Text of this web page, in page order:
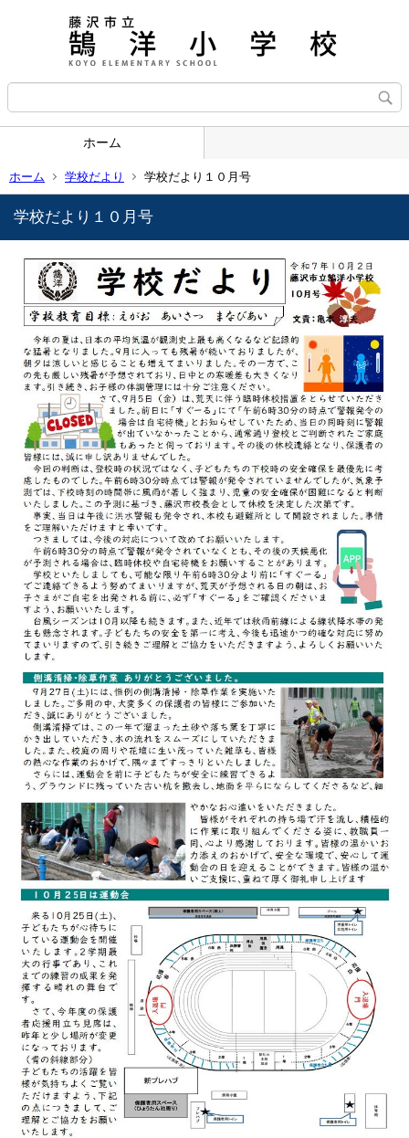
ホーム
ホーム 学校だより 学校だより１０月号
学校だより１０月号